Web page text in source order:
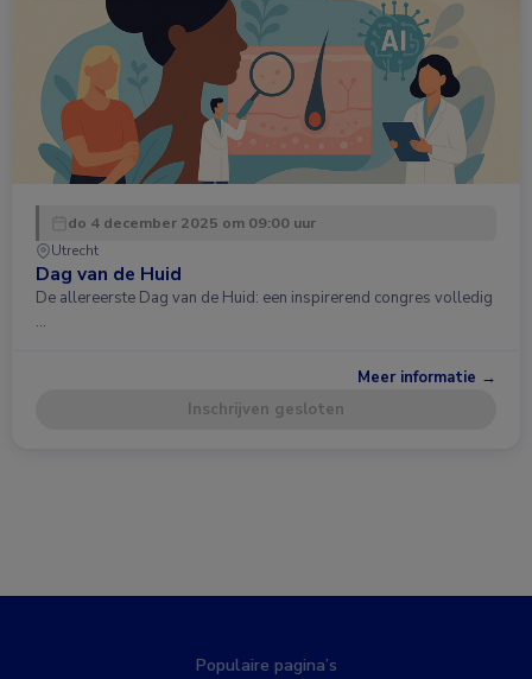
do 4 december 2025 om 09:00 uur
Utrecht
Dag van de Huid
De allereerste Dag van de Huid: een inspirerend congres volledig
…
Meer informatie →
Inschrijven gesloten
Populaire pagina’s